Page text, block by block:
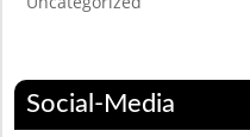
Social-Media